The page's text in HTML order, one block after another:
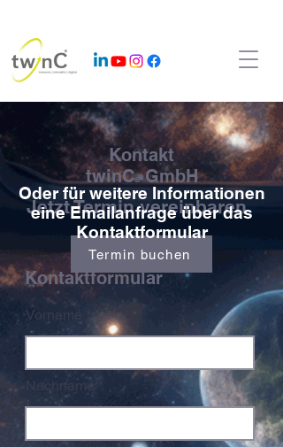
Kontakt
twinC® GmbH
Jetzt Termin vereinbaren
Termin buchen
Kontaktformular
Vorname
Nachname
Oder für weitere Informationen
eine Emailanfrage über das
Kontaktformular